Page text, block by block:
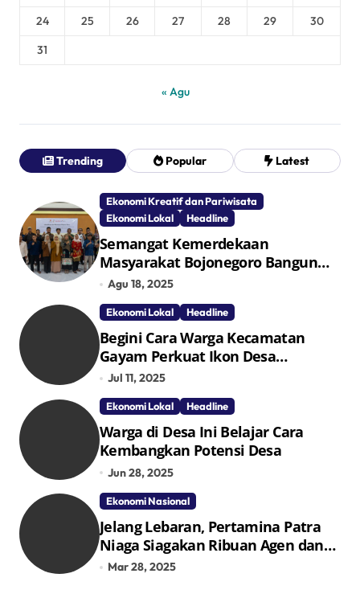
24
25 26 27 28 29
30
31
« Agu
Trending Popular Latest
Ekonomi Kreatif dan Pariwisata
Ekonomi Lokal
Headline
Semangat Kemerdekaan
Masyarakat Bojonegoro Bangun
Desa Mandiri Ekonomi
Agu 18, 2025
Ekonomi Lokal Headline
Begini Cara Warga Kecamatan
Gayam Perkuat Ikon Desa
Penggerak Ekonomi Lokal Melalui
TPID
Jul 11, 2025
Ekonomi Lokal Headline
Warga di Desa Ini Belajar Cara
Kembangkan Potensi Desa
Jun 28, 2025
Ekonomi Nasional
Jelang Lebaran, Pertamina Patra
Niaga Siagakan Ribuan Agen dan
Pangkalan LPG 3 Kg
Mar 28, 2025